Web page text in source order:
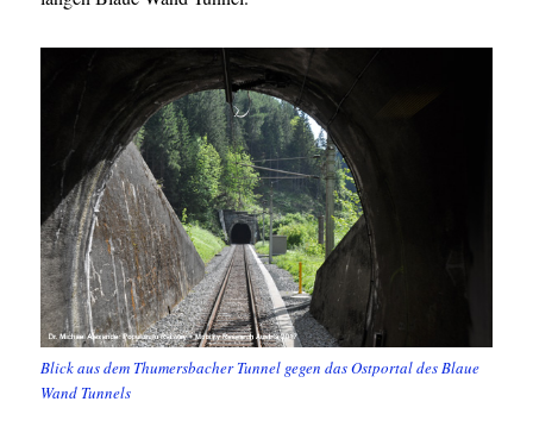
Blick aus dem Thumersbacher Tunnel gegen das Ostportal des Blaue
Wand Tunnels